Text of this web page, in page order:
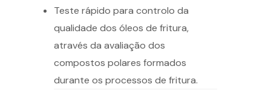
Teste rápido para controlo da
qualidade dos óleos de fritura,
através da avaliação dos
compostos polares formados
durante os processos de fritura.